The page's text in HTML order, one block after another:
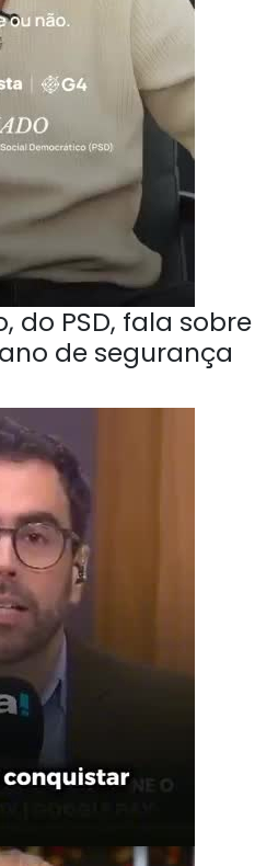
do PSD, fala sobre
de segurança